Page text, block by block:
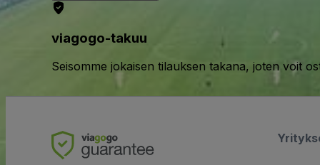
viagogo-takuu
Seisomme jokaisen tilauksen takana, joten voit